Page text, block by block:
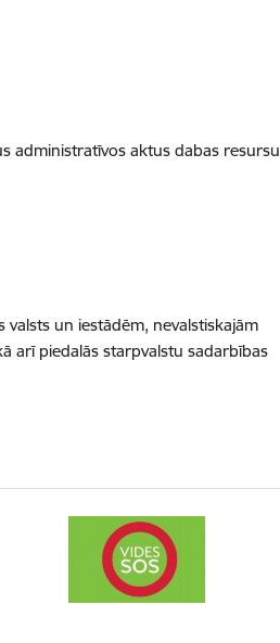
administratīvos aktus dabas resursu
un iestādēm, nevalstiskajām
arī piedalās starpvalstu sadarbības